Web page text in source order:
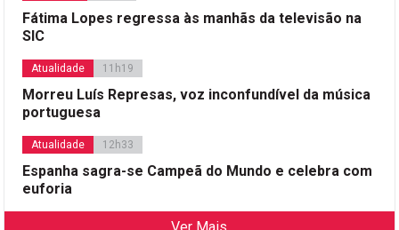
Fátima Lopes regressa às manhãs da televisão na
SIC
Atualidade 11h19
Morreu Luís Represas, voz inconfundível da música
portuguesa
Atualidade 12h33
Espanha sagra-se Campeã do Mundo e celebra com
euforia